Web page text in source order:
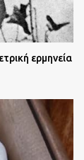
ερμηνεία